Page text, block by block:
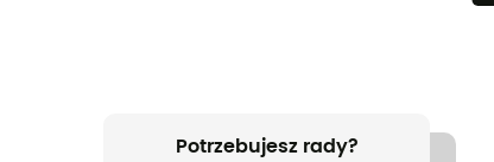
Potrzebujesz rady?